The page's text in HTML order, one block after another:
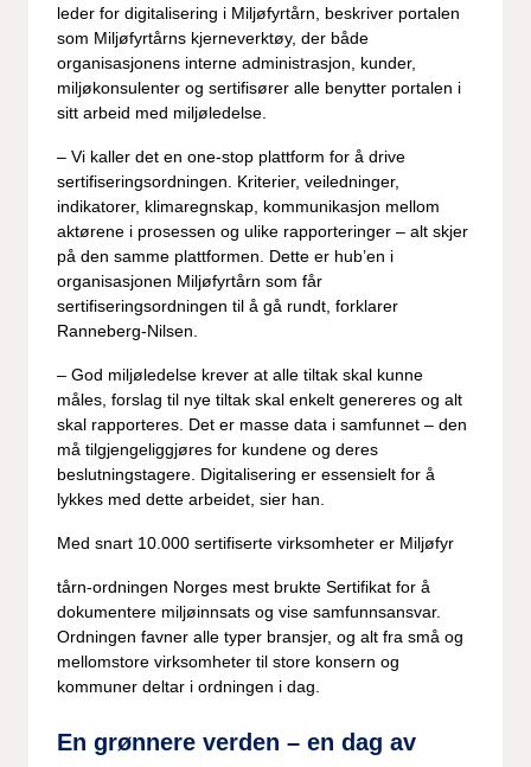
leder for digitalisering i Miljøfyrtårn, beskriver portalen
som Miljøfyrtårns kjerneverktøy, der både
organisasjonens interne administrasjon, kunder,
miljøkonsulenter og sertifisører alle benytter portalen i
sitt arbeid med miljøledelse.
– Vi kaller det en one-stop plattform for å drive
sertifiseringsordningen. Kriterier, veiledninger,
indikatorer, klimaregnskap, kommunikasjon mellom
aktørene i prosessen og ulike rapporteringer – alt skjer
på den samme plattformen. Dette er hub’en i
organisasjonen Miljøfyrtårn som får
sertifiseringsordningen til å gå rundt, forklarer
Ranneberg-Nilsen.
– God miljøledelse krever at alle tiltak skal kunne
måles, forslag til nye tiltak skal enkelt genereres og alt
skal rapporteres. Det er masse data i samfunnet – den
må tilgjengeliggjøres for kundene og deres
beslutningstagere. Digitalisering er essensielt for å
lykkes med dette arbeidet, sier han.
Med snart 10.000 sertifiserte virksomheter er Miljøfyr
tårn-ordningen Norges mest brukte Sertifikat for å
dokumentere miljøinnsats og vise samfunnsansvar.
Ordningen favner alle typer bransjer, og alt fra små og
mellomstore virksomheter til store konsern og
kommuner deltar i ordningen i dag.
En grønnere verden – en dag av